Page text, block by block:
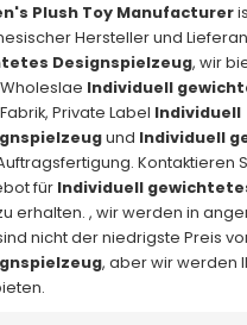
Plush Toy Manufacturer
Hersteller und
Designspielzeug, wir
Individuell
Private Label Individuell
und Individuell
Kontaktieren
für Individuell
erhalten. , wir werden in
nicht der niedrigste Preis
, aber wir werden